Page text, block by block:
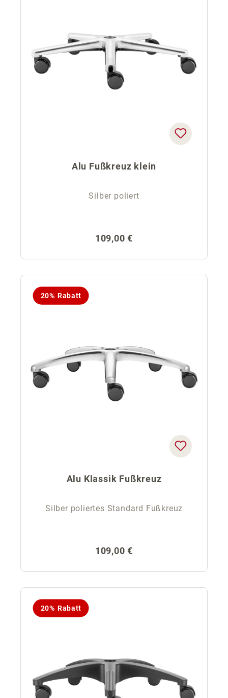
Alu Fußkreuz klein
Silber poliert
Regulärer Preis:
109,00 €
20% Rabatt
Alu Klassik Fußkreuz
Silber poliertes Standard Fußkreuz
Regulärer Preis:
109,00 €
20% Rabatt